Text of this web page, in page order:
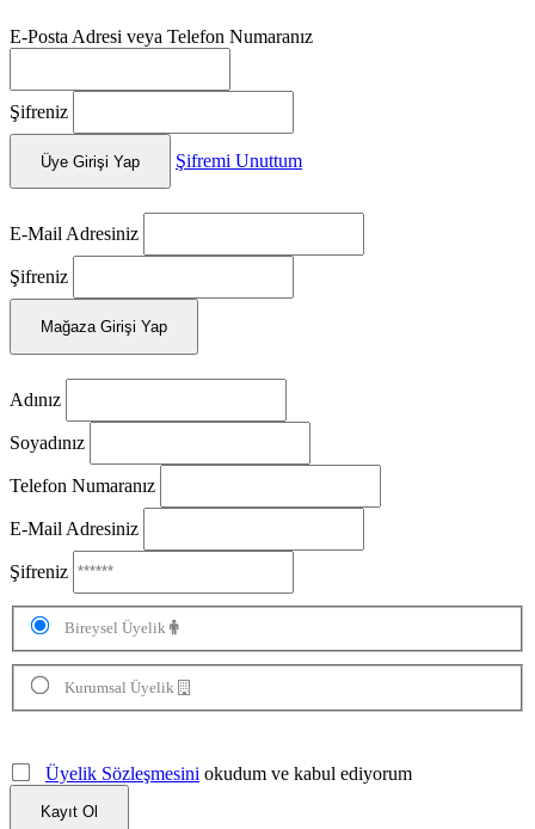
E-Posta Adresi veya Telefon Numaranız
Şifreniz
Üye Girişi Yap Şifremi Unuttum
E-Mail Adresiniz
Şifreniz
Mağaza Girişi Yap
Adınız
Soyadınız
Telefon Numaranız
E-Mail Adresiniz
Şifreniz
Bireysel Üyelik
Kurumsal Üyelik
Üyelik Sözleşmesini okudum ve kabul ediyorum
Kayıt Ol